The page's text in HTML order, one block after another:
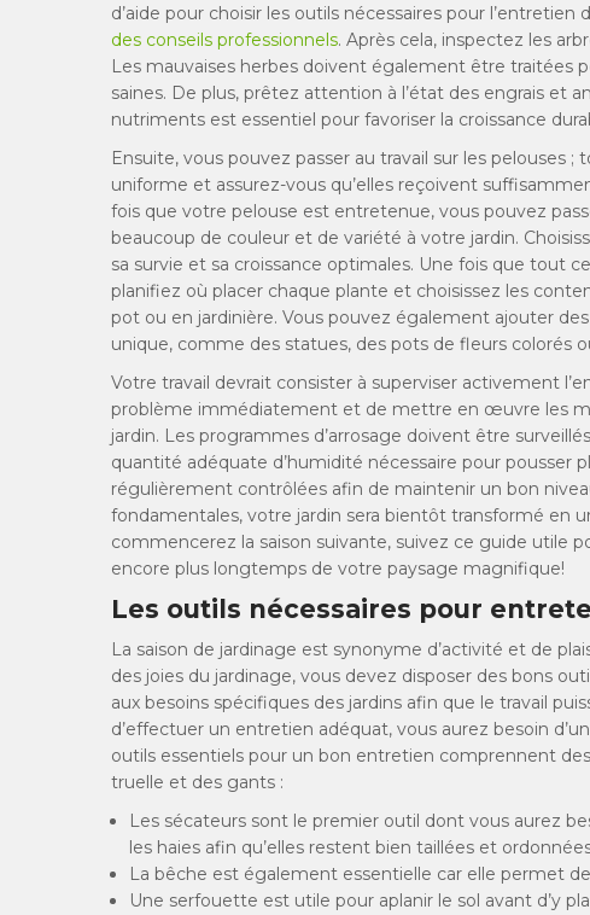
d’aide pour choisir les outils nécessaires pour l’entretien
des conseils professionnels. Après cela, inspectez les
Les mauvaises herbes doivent également être traitées
saines. De plus, prêtez attention à l’état des engrais et
nutriments est essentiel pour favoriser la croissance
Ensuite, vous pouvez passer au travail sur les
uniforme et assurez-vous qu’elles reçoivent
fois que votre pelouse est entretenue, vous pouvez
beaucoup de couleur et de variété à votre jardin.
sa survie et sa croissance optimales. Une fois que tout
planifiez où placer chaque plante et choisissez les
pot ou en jardinière. Vous pouvez également ajouter
unique, comme des statues, des pots de fleurs colorés
Votre travail devrait consister à superviser activement
problème immédiatement et de mettre en œuvre les
jardin. Les programmes d’arrosage doivent être
quantité adéquate d’humidité nécessaire pour
régulièrement contrôlées afin de maintenir un bon
fondamentales, votre jardin sera bientôt transformé en
commencerez la saison suivante, suivez ce guide utile
encore plus longtemps de votre paysage magnifique!
Les outils nécessaires pour
La saison de jardinage est synonyme d’activité et de
des joies du jardinage, vous devez disposer des bons
aux besoins spécifiques des jardins afin que le travail
d’effectuer un entretien adéquat, vous aurez besoin
outils essentiels pour un bon entretien comprennent
truelle et des gants :
Les sécateurs sont le premier outil dont vous aurez
les haies afin qu’elles restent bien taillées et
La bêche est également essentielle car elle permet
Une serfouette est utile pour aplanir le sol avant d’y